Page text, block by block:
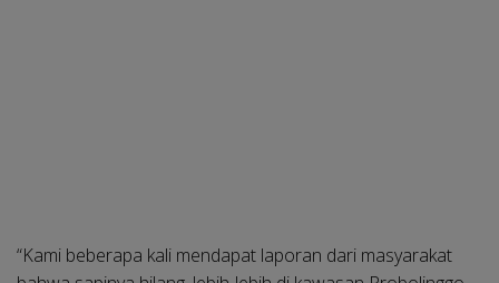
“Kami beberapa kali mendapat laporan dari masyarakat